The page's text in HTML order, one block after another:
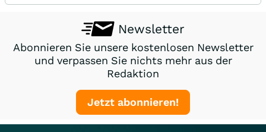
Newsletter
Abonnieren Sie unsere kostenlosen Newsletter
und verpassen Sie nichts mehr aus der
Redaktion
Jetzt abonnieren!